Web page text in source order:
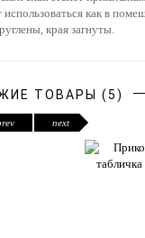
как в
края загнуты.
ТОВАРЫ (5)
next